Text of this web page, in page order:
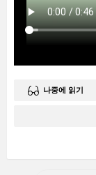
나중에 읽기